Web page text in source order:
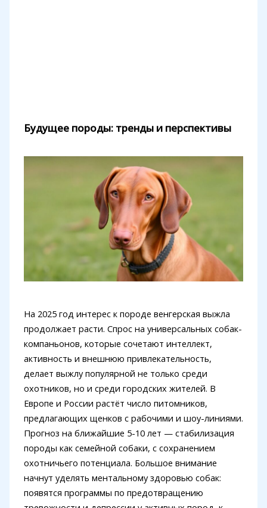
Будущее породы: тренды и перспективы
На 2025 год интерес к породе венгерская выжла
продолжает расти. Спрос на универсальных собак-
компаньонов, которые сочетают интеллект,
активность и внешнюю привлекательность,
делает выжлу популярной не только среди
охотников, но и среди городских жителей. В
Европе и России растёт число питомников,
предлагающих щенков с рабочими и шоу-линиями.
Прогноз на ближайшие 5-10 лет — стабилизация
породы как семейной собаки, с сохранением
охотничьего потенциала. Большое внимание
начнут уделять ментальному здоровью собак:
появятся программы по предотвращению